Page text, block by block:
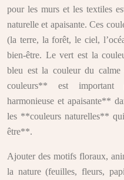
pour les murs et les textiles
naturelle et apaisante. Ces
(la terre, la forêt, le ciel,
bien-être. Le vert est la
bleu est la couleur du
couleurs** est important
harmonieuse et apaisante**
les **couleurs naturelles**
être**.
Ajouter des motifs floraux,
la nature (feuilles, fleurs,